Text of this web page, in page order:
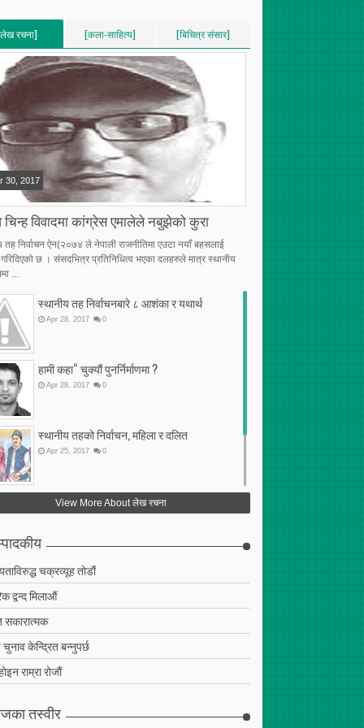
रचना] [कला-साहित्य]
[VERTICAL]
[बिचित्र संसार]
[VERTICAL]
[RECENT][5]
चिन्ह विवादमा कांग्रेस एमालेले नबुझेको कुरा
30 2017
तह निर्वाचन ऐन(२०७४ ले नेपाली राजनीतिमा एउटा नयाँ बहसलाई
गरिदिएको छ । संसदभित्र प्रतिनिधित्व भएका दलहरुले मात्र स्थानीय
...
स्थानीय तह निर्वाचनबारे ८ आशंका र यथार्थ
Apr 28 2017 0
हामी कहा“ चुक्यौं पुनर्निर्माणमा ?
Apr 28 2017 0
स्थानीय तहको निर्वाचन, महिला र दलित
Apr 25 2017 0
फेरि अर्को गलत सहमति
View More About लेख रचना
चक्रव्यूह तोडौं
द्वन्द मिलाऔं
सकारात्मक
केन्द्रित बन्नुपर्छ
राम्रा रोजौं
तस्वीर